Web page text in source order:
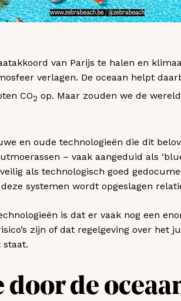
van Parijs te halen en
verlagen. De oceaan helpt
CO2 op. Maar zouden we de
en oude technologieën die dit
– vaak aangeduid als
als technologisch goed
systemen wordt opgeslagen
is dat er vaak nog een
zijn of dat regelgeving over het
staat.
door de